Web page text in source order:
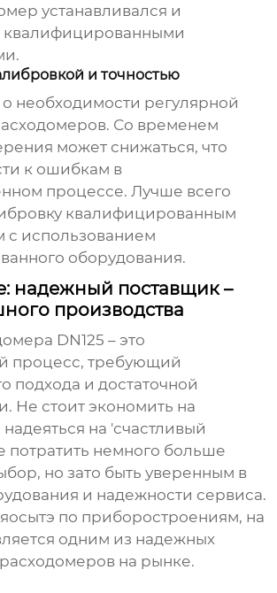
устанавливался и
квалифицированными
и точностью
необходимости регулярной
. Со временем
может снижаться, что
к ошибкам в
процессе. Лучше всего
квалифицированным
с использованием
оборудования.
надежный поставщик –
производства
DN125 – это
процесс, требующий
подхода и достаточной
Не стоит экономить на
на 'счастливый
потратить немного больше
но зато быть уверенным в
и надежности сервиса.
по приборостроениям, на
одним из надежных
расходомеров на рынке.